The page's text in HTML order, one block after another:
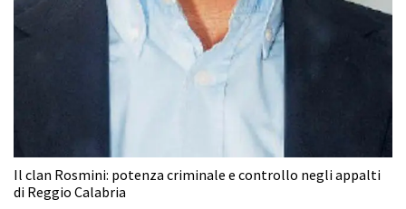
Il clan Rosmini: potenza criminale e controllo negli appalti
di Reggio Calabria